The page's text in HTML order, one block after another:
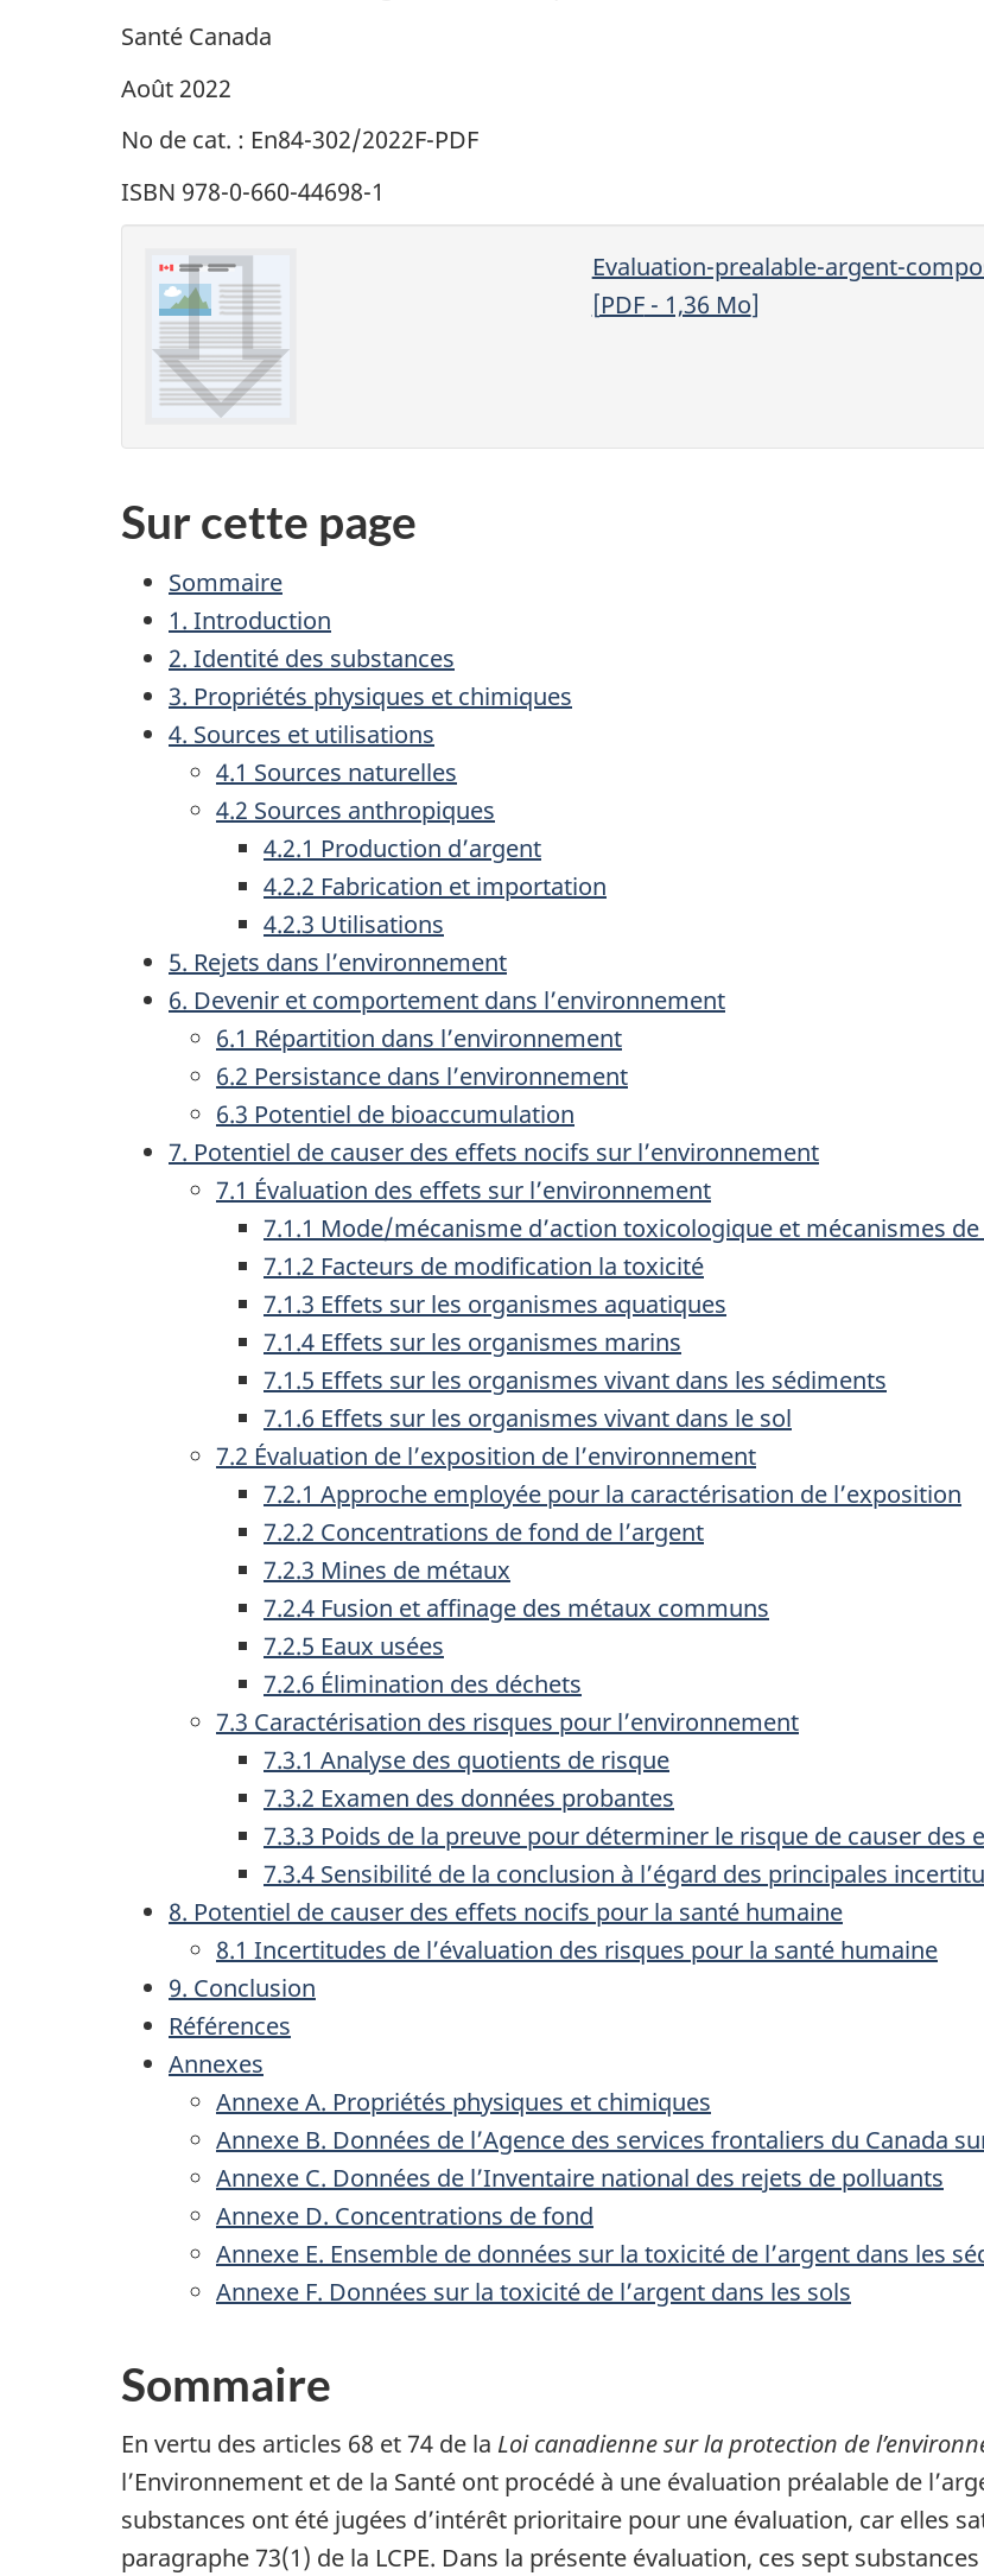
Santé Canada
Août 2022
No de cat. : En84-302/2022F-PDF
ISBN 978-0-660-44698-1
Evaluation-prealable-argent-
[PDF- 1,36 Mo]
Sur cette page
Sommaire
1. Introduction
2. Identité des substances
3. Propriétés physiques et chimiques
4. Sources et utilisations
4.1 Sources naturelles
4.2 Sources anthropiques
4.2.1 Production d’argent
4.2.2 Fabrication et importation
4.2.3 Utilisations
5. Rejets dans l’environnement
6. Devenir et comportement dans l’environnement
6.1 Répartition dans l’environnement
6.2 Persistance dans l’environnement
6.3 Potentiel de bioaccumulation
7. Potentiel de causer des effets nocifs sur l’environnement
7.1 Évaluation des effets sur l’environnement
7.1.1 Mode/mécanisme d’action toxicologique et mécanismes
7.1.2 Facteurs de modification la toxicité
7.1.3 Effets sur les organismes aquatiques
7.1.4 Effets sur les organismes marins
7.1.5 Effets sur les organismes vivant dans les sédiments
7.1.6 Effets sur les organismes vivant dans le sol
7.2 Évaluation de l’exposition de l’environnement
7.2.1 Approche employée pour la caractérisation de l’exposition
7.2.2 Concentrations de fond de l’argent
7.2.3 Mines de métaux
7.2.4 Fusion et affinage des métaux communs
7.2.5 Eaux usées
7.2.6 Élimination des déchets
7.3 Caractérisation des risques pour l’environnement
7.3.1 Analyse des quotients de risque
7.3.2 Examen des données probantes
7.3.3 Poids de la preuve pour déterminer le risque de causer des
7.3.4 Sensibilité de la conclusion à l’égard des principales
8. Potentiel de causer des effets nocifs pour la santé humaine
8.1 Incertitudes de l’évaluation des risques pour la santé humaine
9. Conclusion
Références
Annexes
Annexe A. Propriétés physiques et chimiques
Annexe B. Données de l’Agence des services frontaliers du Canada
Annexe C. Données de l’Inventaire national des rejets de polluants
Annexe D. Concentrations de fond
Annexe E. Ensemble de données sur la toxicité de l’argent dans les
Annexe F. Données sur la toxicité de l’argent dans les sols
Sommaire
En vertu des articles 68 et 74 de la Loi canadienne sur la protection de
l’Environnement et de la Santé ont procédé à une évaluation préalable de
substances ont été jugées d’intérêt prioritaire pour une évaluation, car elles
paragraphe 73(1) de la LCPE. Dans la présente évaluation, ces sept